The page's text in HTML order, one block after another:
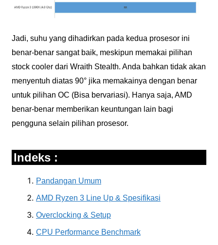
Jadi, suhu yang dihadirkan pada kedua prosesor ini
benar-benar sangat baik, meskipun memakai pilihan
stock cooler dari Wraith Stealth. Anda bahkan tidak akan
menyentuh diatas 90° jika memakainya dengan benar
untuk pilihan OC (Bisa bervariasi). Hanya saja, AMD
benar-benar memberikan keuntungan lain bagi
pengguna selain pilihan prosesor.
Indeks :
Pandangan Umum
AMD Ryzen 3 Line Up & Spesifikasi
Overclocking & Setup
CPU Performance Benchmark